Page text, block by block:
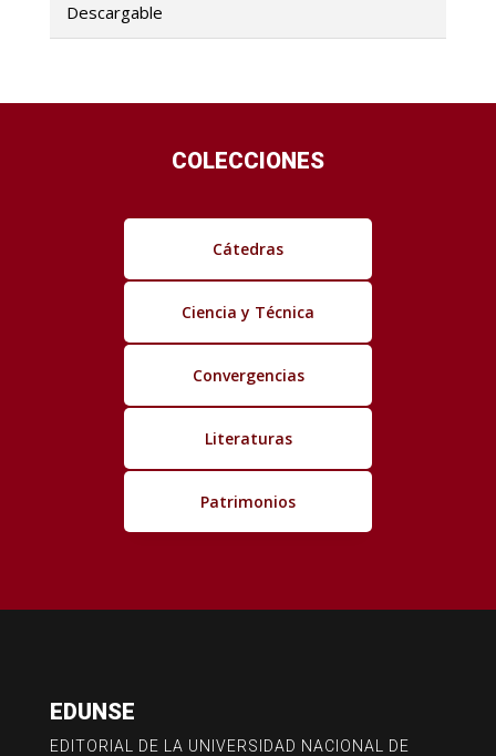
Descargable
COLECCIONES
Cátedras
Ciencia y Técnica
Convergencias
Literaturas
Patrimonios
EDUNSE
EDITORIAL DE LA UNIVERSIDAD NACIONAL DE